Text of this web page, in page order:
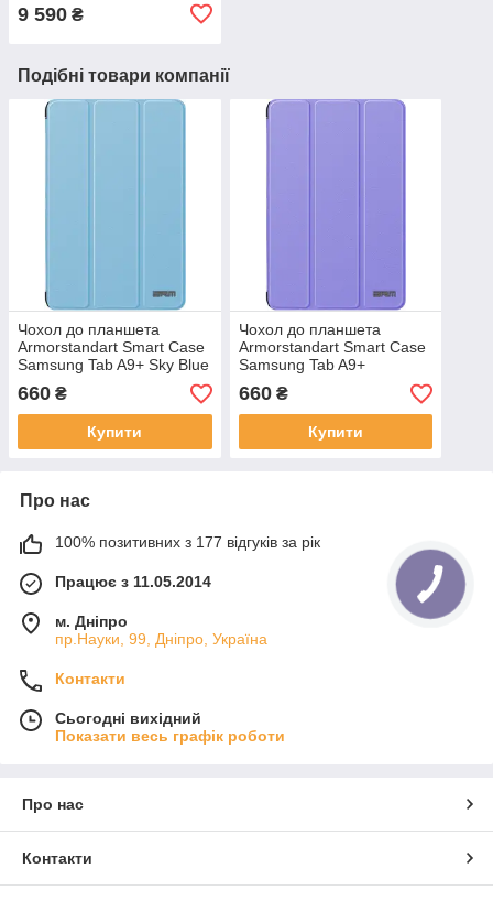
9 590 ₴
Подібні товари компанії
Чохол до планшета
Armorstandart Smart Case
Samsung Tab A9+ Sky Blue
(ARM74494)
660 ₴
Купити
Чохол до планшета
Armorstandart Smart Case
Samsung Tab A9+
Lavender (ARM74496)
660₴
Купити
Про нас
100% позитивних з 177 відгуків за рік
Працює з 11.05.2014
м. Дніпро
пр.Науки, 99, Дніпро, Україна
Контакти
Сьогодні вихідний
Показати весь графік роботи
Про нас
Контакти